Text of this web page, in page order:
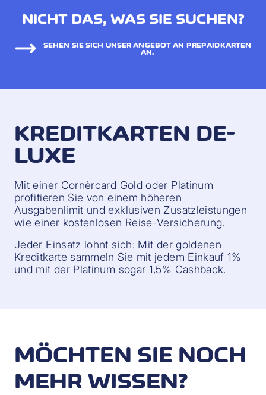
NICHT DAS, WAS SIE SUCHEN?
SEHEN SIE SICH UNSER ANGEBOT AN PREPAIDKARTEN
AN.
KREDITKARTEN DE-
LUXE
Mit einer Cornèrcard Gold oder Platinum
profitieren Sie von einem höheren
Ausgabenlimit und exklusiven Zusatzleistungen
wie einer kostenlosen Reise-Versicherung.
Jeder Einsatz lohnt sich: Mit der goldenen
Kreditkarte sammeln Sie mit jedem Einkauf 1%
und mit der Platinum sogar 1,5% Cashback.
MÖCHTEN SIE NOCH
MEHR WISSEN?